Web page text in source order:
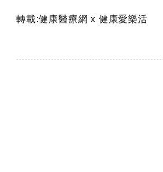
轉載:健康醫療網 x 健康愛樂活